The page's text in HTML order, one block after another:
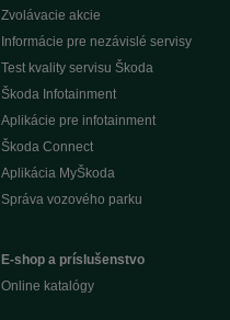
Zvolávacie akcie
Informácie pre nezávislé servisy
Test kvality servisu Škoda
Škoda Infotainment
Aplikácie pre infotainment
Škoda Connect
Aplikácia MyŠkoda
Správa vozového parku
E-shop a príslušenstvo
Online katalógy